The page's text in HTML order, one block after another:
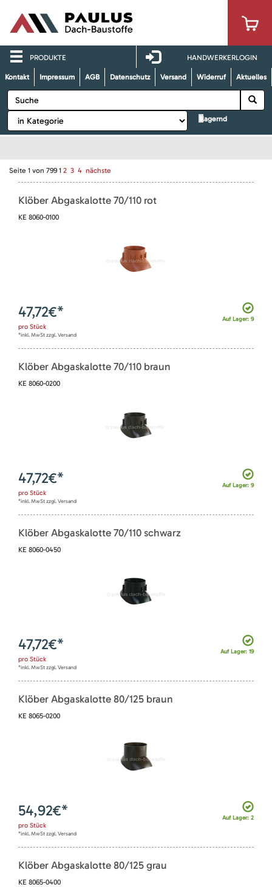
PRODUKTE HANDWERKERLOGIN
Kontakt Impressum AGB Datenschutz Versand Widerruf Aktuelles
lagernd
Seite 1 von 799 1 2 3 4 nächste
Klöber Abgaskalotte 70/110 rot
KE 8060-0100
Auf Lager: 9
47,72€*
pro Stück
*inkl. MwSt zzgl. Versand
Klöber Abgaskalotte 70/110 braun
KE 8060-0200
Auf Lager: 9
47,72€*
pro Stück
*inkl. MwSt zzgl. Versand
Klöber Abgaskalotte 70/110 schwarz
KE 8060-0450
Auf Lager: 19
47,72€*
pro Stück
*inkl. MwSt zzgl. Versand
Klöber Abgaskalotte 80/125 braun
KE 8065-0200
Auf Lager: 2
54,92€*
pro Stück
*inkl. MwSt zzgl. Versand
Klöber Abgaskalotte 80/125 grau
KE 8065-0400